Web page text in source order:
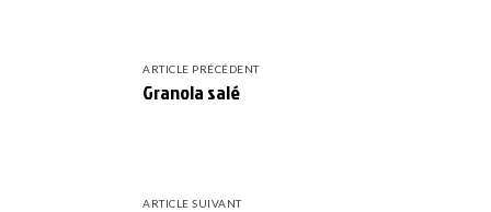
ARTICLE PRÉCÉDENT
Granola salé
ARTICLE SUIVANT